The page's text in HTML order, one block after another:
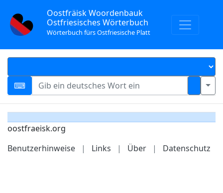
Oostfräisk Woordenbauk
Ostfriesisches Wörterbuch
Wörterbuch fürs Ostfriesische Platt
oostfraeisk.org
Benutzerhinweise
| Links | Über | Datenschutz